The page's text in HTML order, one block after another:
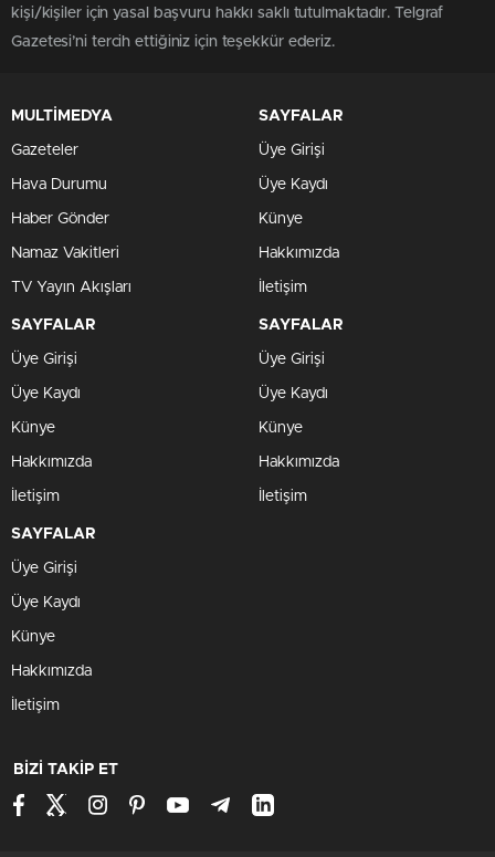
kişi/kişiler için yasal başvuru hakkı saklı tutulmaktadır. Telgraf
Gazetesi’ni tercih ettiğiniz için teşekkür ederiz.
MULTİMEDYA
Gazeteler
Hava Durumu
Haber Gönder
Namaz Vakitleri
TV Yayın Akışları
SAYFALAR
Üye Girişi
Üye Kaydı
Künye
Hakkımızda
İletişim
SAYFALAR
Üye Girişi
Üye Kaydı
Künye
Hakkımızda
İletişim
SAYFALAR
Üye Girişi
Üye Kaydı
Künye
Hakkımızda
İletişim
SAYFALAR
Üye Girişi
Üye Kaydı
Künye
Hakkımızda
İletişim
BİZİ TAKİP ET